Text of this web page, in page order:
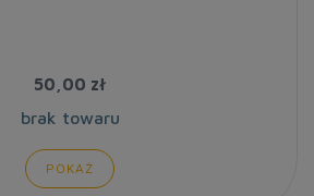
50,00 zł
brak towaru
POKAŻ